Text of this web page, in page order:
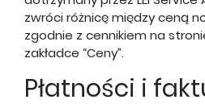
zwróci różnicę między ceną
zgodnie z cennikiem na
zakładce “Ceny”.
Płatności i